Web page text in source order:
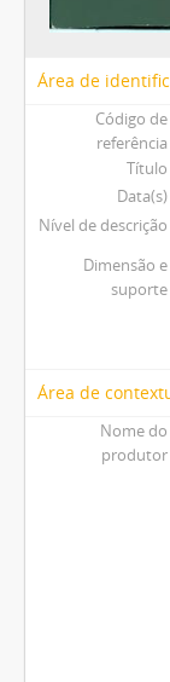
Área de
Código de
referência
Título
Data(s)
Nível de descrição
Dimensão e
suporte
Área de
Nome do
produtor